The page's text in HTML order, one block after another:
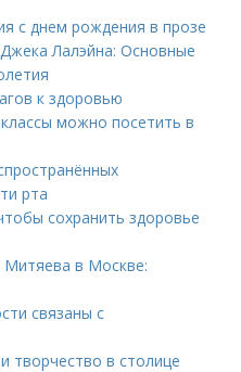
с днем рождения в прозе
Лалэйна: Основные
к здоровью
можно посетить в
рта
сохранить здоровье
Митяева в Москве:
связаны с
творчество в столице